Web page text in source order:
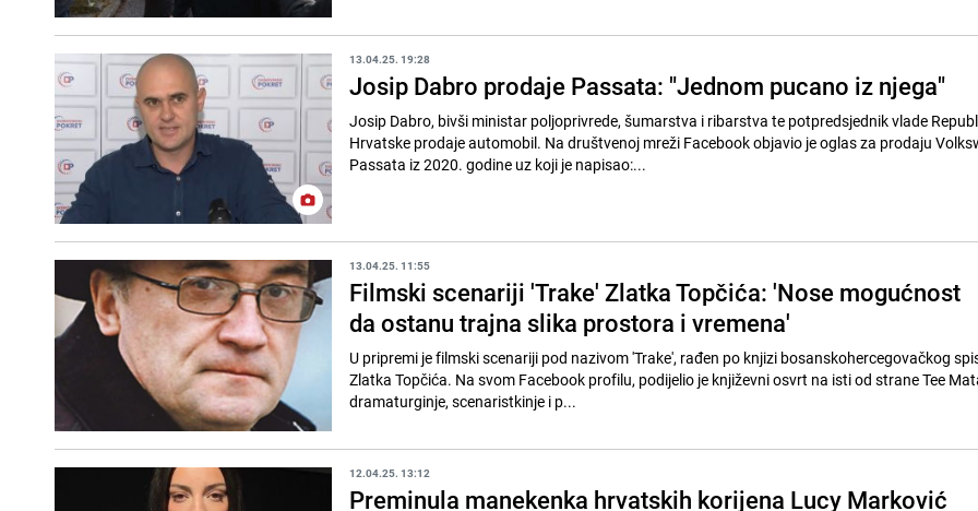
13.04.25. 19:28
Josip Dabro prodaje Passata: "Jednom pucano iz njega"
Josip Dabro, bivši ministar poljoprivrede, šumarstva i ribarstva te potpredsjednik vlade
Hrvatske prodaje automobil. Na društvenoj mreži Facebook objavio je oglas za prodaju
Passata iz 2020. godine uz koji je napisao:...
13.04.25. 11:55
Filmski scenariji 'Trake' Zlatka Topčića: 'Nose mogućnost
da ostanu trajna slika prostora i vremena'
U pripremi je filmski scenariji pod nazivom 'Trake', rađen po knjizi bosanskohercegovačkog
Zlatka Topčića. Na svom Facebook profilu, podijelio je književni osvrt na isti od strane Tee
dramaturginje, scenaristkinje i p...
12.04.25. 13:12
Preminula manekenka hrvatskih korijena Lucy Marković